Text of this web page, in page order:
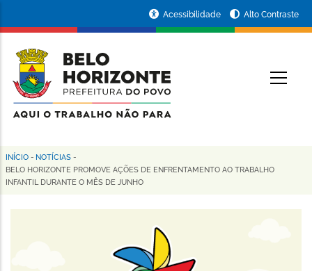
conteúdo
principal
da
Prefeitura
de
Horizonte
Acessibilidade Alto Contraste
Trilha
de
navegação
INÍCIO - NOTÍCIAS -
BELO HORIZONTE PROMOVE AÇÕES DE ENFRENTAMENTO AO TRABALHO
INFANTIL DURANTE O MÊS DE JUNHO